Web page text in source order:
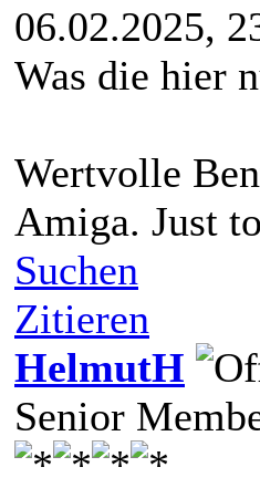
06.02.2025,
Was die hier
Wertvolle
Amiga. Just
Suchen
Zitieren
HelmutH
Senior